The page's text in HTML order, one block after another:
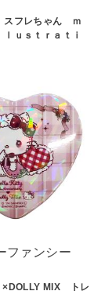
フレちゃん ｍ
ｕｓｔｒａｔｉ
ファンシー
×DOLLY MIX トレ